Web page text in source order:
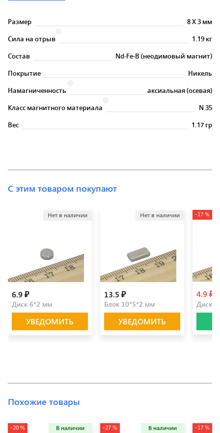
Размер 8X3 мм
Сила на отрыв
1.19 кг
Состав
Nd-Fe-B (неодимовый магнит)
Покрытие
Никель
Намагниченность
аксиальная (осевая)
Класс магнитного материала
N 35
Вес
1.17 гр
С этим товаром покупают
Нет в наличии
6.9 ₽
Диск 6*2 мм
УВЕДОМИТЬ
Нет в наличии
13.5 ₽
Блок 10*5*2 мм
УВЕДОМИТЬ
-17 %
4.9 ₽
Диск
Похожие товары
-20 % В наличии -27 % В наличии -17 %